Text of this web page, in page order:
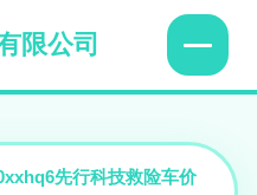
限公司
先行科技救险车价